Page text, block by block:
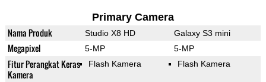
Primary Camera
Nama Produk Studio X8 HD Galaxy S3 mini
Megapixel 5-MP 5-MP
Fitur Perangkat Keras
Kamera
Flash Kamera Flash Kamera